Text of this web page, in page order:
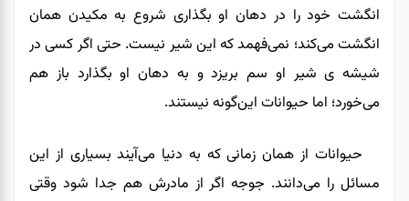
انگشت خود را در دهان او بگذاری شروع به مکیدن همان
انگشت می‌کند؛ نمی‌فهمد که این شیر نیست. حتی اگر کسی در
شیشه ی شیر او سم بریزد و به دهان او بگذارد باز هم
می‌خورد؛ اما حیوانات این‌گونه نیستند.
حیوانات از همان زمانی که به دنیا می‌آیند بسیاری از این
مسائل را می‌دانند. جوجه اگر از مادرش هم جدا شود وقتی